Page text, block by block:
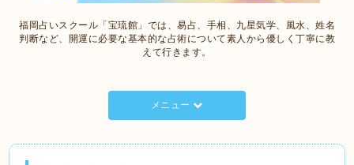
福岡占いスクール「宝琉館」では、易占、手相、九星気学、風水、姓名
判断など、開運に必要な基本的な占術について素人から優しく丁寧に教
えて行きます。
メニュー